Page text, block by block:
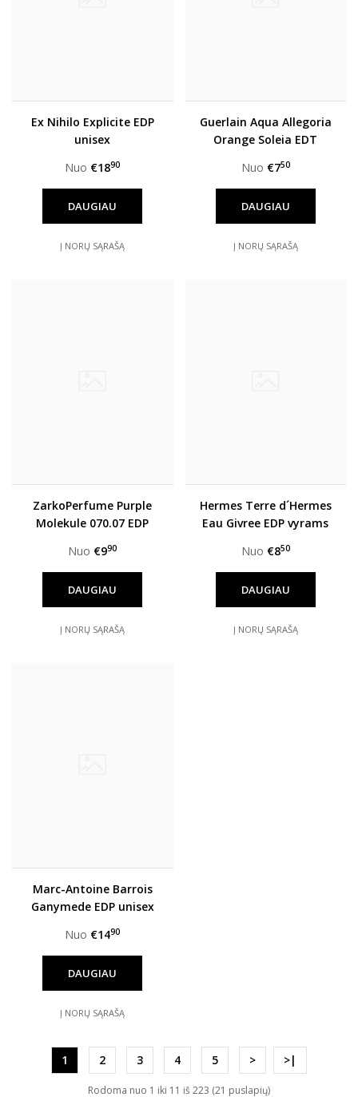
Ex Nihilo Explicite EDP
unisex
Nuo €1890
DAUGIAU
Į NORŲ SĄRAŠĄ
Guerlain Aqua Allegoria
Orange Soleia EDT
Nuo €750
DAUGIAU
Į NORŲ SĄRAŠĄ
ZarkoPerfume Purple
Molekule 070.07 EDP
Nuo €990
DAUGIAU
Į NORŲ SĄRAŠĄ
Hermes Terre d´Hermes
Eau Givree EDP vyrams
Nuo €850
DAUGIAU
Į NORŲ SĄRAŠĄ
Marc-Antoine Barrois
Ganymede EDP unisex
Nuo €1490
DAUGIAU
Į NORŲ SĄRAŠĄ
1 2 3 4 5 > >|
Rodoma nuo 1 iki 11 iš 223 (21 puslapių)